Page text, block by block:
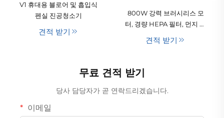
V1 휴대용 블로어 및 흡입식
펜실 진공청소기
견적 받기
800W 강력 브러시리스 모
터, 경량 HEPA 필터, 먼지 긁
무선 핸드헬드 스틱형 진공
견적 받기
무료 견적 받기
당사 담당자가 곧 연락드리겠습니다.
이메일